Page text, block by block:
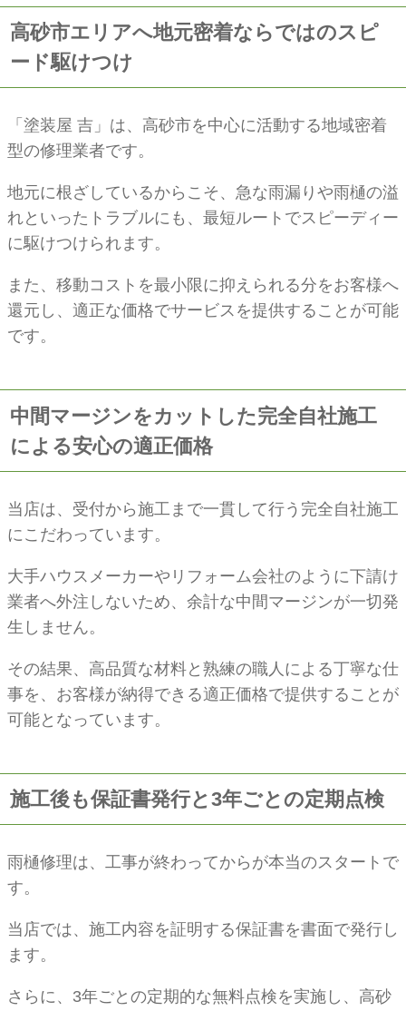
高砂市エリアへ地元密着ならではのスピ
ード駆けつけ
「塗装屋 吉」は、高砂市を中心に活動する地域密着
型の修理業者です。
地元に根ざしているからこそ、急な雨漏りや雨樋の溢
れといったトラブルにも、最短ルートでスピーディー
に駆けつけられます。
また、移動コストを最小限に抑えられる分をお客様へ
還元し、適正な価格でサービスを提供することが可能
です。
中間マージンをカットした完全自社施工
による安心の適正価格
当店は、受付から施工まで一貫して行う完全自社施工
にこだわっています。
大手ハウスメーカーやリフォーム会社のように下請け
業者へ外注しないため、余計な中間マージンが一切発
生しません。
その結果、高品質な材料と熟練の職人による丁寧な仕
事を、お客様が納得できる適正価格で提供することが
可能となっています。
施工後も保証書発行と3年ごとの定期点検
雨樋修理は、工事が終わってからが本当のスタートで
す。
当店では、施工内容を証明する保証書を書面で発行し
ます。
さらに、3年ごとの定期的な無料点検を実施し、高砂